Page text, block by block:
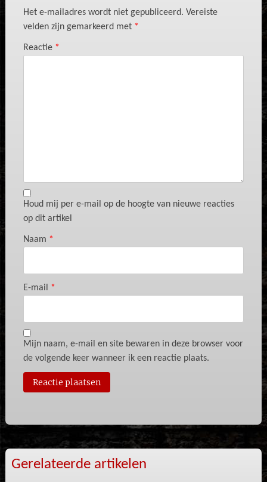
Het e-mailadres wordt niet gepubliceerd. Vereiste
velden zijn gemarkeerd met *
Reactie *
Houd mij per e-mail op de hoogte van nieuwe reacties
op dit artikel
Naam *
E-mail *
Mijn naam, e-mail en site bewaren in deze browser voor
de volgende keer wanneer ik een reactie plaats.
Gerelateerde artikelen